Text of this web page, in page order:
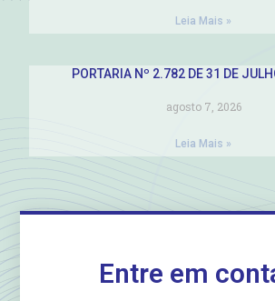
Leia Mais »
PORTARIA Nº 2.782 DE 31 DE
agosto 7, 2026
Leia Mais »
Entre em